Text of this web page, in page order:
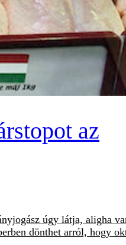
az
úgy látja, aligha
dönthet arról, hogy